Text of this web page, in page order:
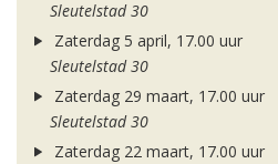
Sleutelstad 30
Zaterdag 5 april, 17.00 uur
Sleutelstad 30
Zaterdag 29 maart, 17.00 uur
Sleutelstad 30
Zaterdag 22 maart, 17.00 uur